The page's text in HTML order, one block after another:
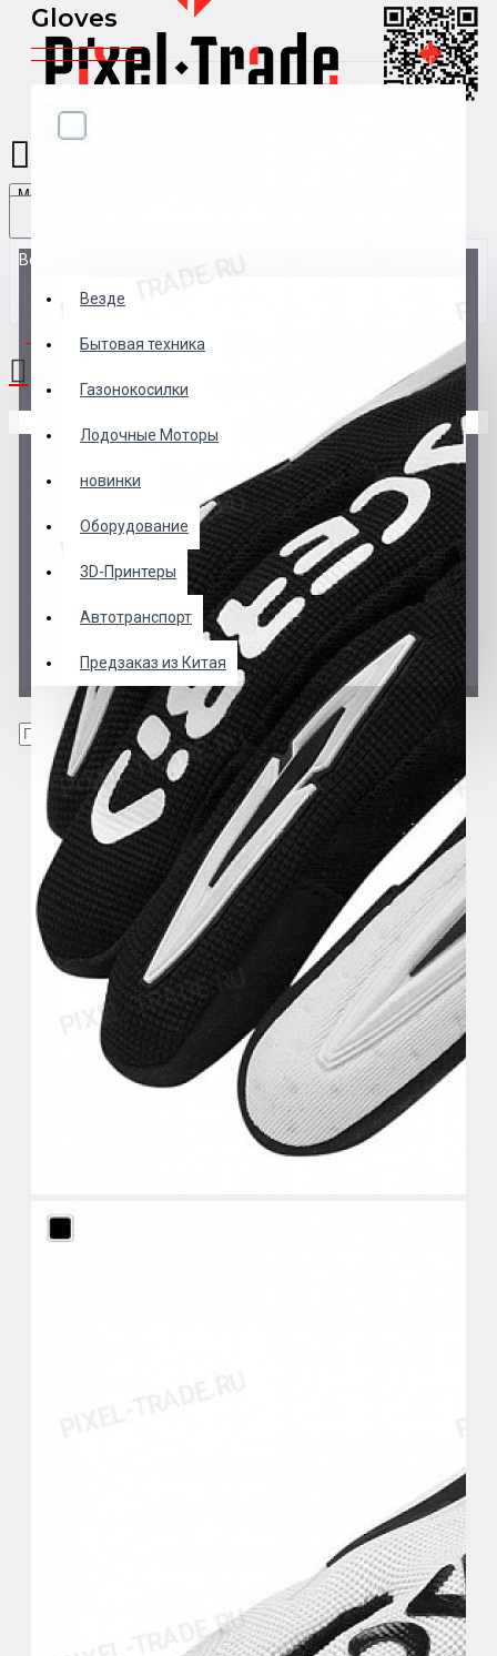
Menu
Везде
Везде
Бытовая техника
Газонокосилки
Лодочные Моторы
новинки
Оборудование
3D-Принтеры
Автотранспорт
Предзаказ из Китая
0 товар(ов) - 0 р.
Gloves